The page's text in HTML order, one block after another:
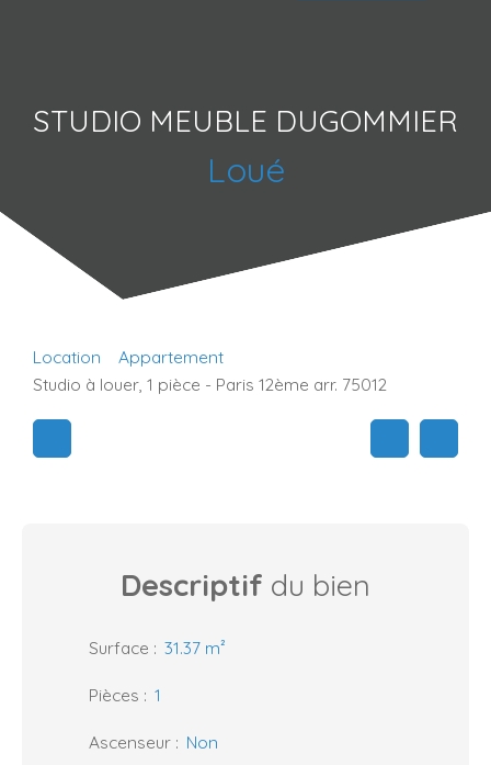
STUDIO MEUBLE DUGOMMIER
Loué
Location
Appartement
Studio à louer, 1 pièce - Paris 12ème arr. 75012
Descriptif du bien
Surface : 31.37 m²
Pièces : 1
Ascenseur : Non